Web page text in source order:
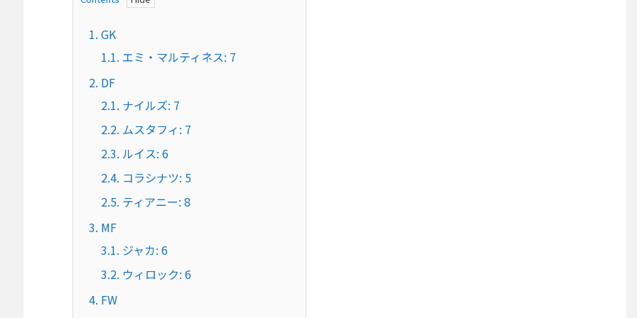
1. GK
1.1. エミ・マルティネス: 7
2. DF
2.1. ナイルズ: 7
2.2. ムスタフィ: 7
2.3. ルイス: 6
2.4. コラシナツ: 5
2.5. ティアニー: 8
3. MF
3.1. ジャカ: 6
3.2. ウィロック: 6
4. FW